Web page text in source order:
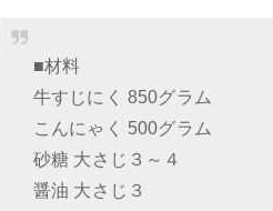
■材料
牛すじにく 850グラム
こんにゃく 500グラム
砂糖 大さじ３～４
醤油 大さじ３